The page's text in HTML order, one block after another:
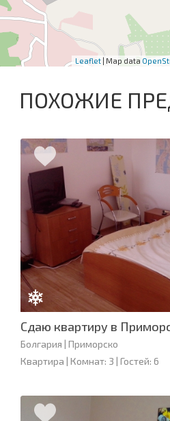
Leaflet | Map data
ПОХОЖИЕ
Сдаю квартиру в
Болгария | Приморско
Квартира | Комнат: 3 | Гостей: 6